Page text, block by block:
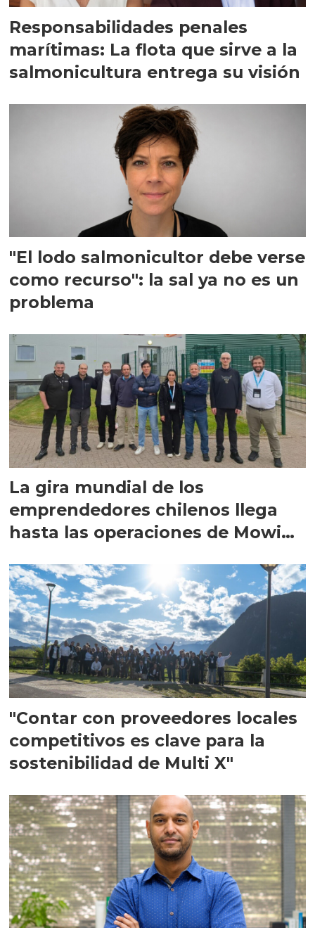
Responsabilidades penales
marítimas: La flota que sirve a la
salmonicultura entrega su visión
"El lodo salmonicultor debe verse
como recurso": la sal ya no es un
problema
La gira mundial de los
emprendedores chilenos llega
hasta las operaciones de Mowi
"Contar con proveedores locales
competitivos es clave para la
sostenibilidad de Multi X"